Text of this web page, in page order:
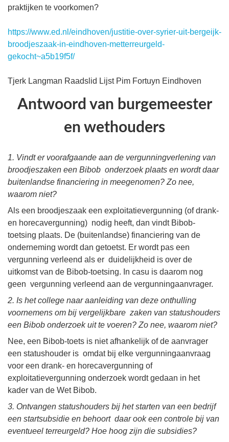
praktijken te voorkomen?
https://www.ed.nl/eindhoven/justitie-over-syrier-uit-bergeijk-
broodjeszaak-in-eindhoven-metterreurgeld-
gekocht~a5b19f5f/
Tjerk Langman Raadslid Lijst Pim Fortuyn Eindhoven
Antwoord van burgemeester
en wethouders
1. Vindt er voorafgaande aan de vergunningverlening van
broodjeszaken een Bibob onderzoek plaats en wordt daar
buitenlandse financiering in meegenomen? Zo nee,
waarom niet?
Als een broodjeszaak een exploitatievergunning (of drank-
en horecavergunning) nodig heeft, dan vindt Bibob-
toetsing plaats. De (buitenlandse) financiering van de
onderneming wordt dan getoetst. Er wordt pas een
vergunning verleend als er duidelijkheid is over de
uitkomst van de Bibob-toetsing. In casu is daarom nog
geen vergunning verleend aan de vergunningaanvrager.
2. Is het college naar aanleiding van deze onthulling
voornemens om bij vergelijkbare zaken van statushouders
een Bibob onderzoek uit te voeren? Zo nee, waarom niet?
Nee, een Bibob-toets is niet afhankelijk of de aanvrager
een statushouder is omdat bij elke vergunningaanvraag
voor een drank- en horecavergunning of
exploitatievergunning onderzoek wordt gedaan in het
kader van de Wet Bibob.
3. Ontvangen statushouders bij het starten van een bedrijf
een startsubsidie en behoort daar ook een controle bij van
eventueel terreurgeld? Hoe hoog zijn die subsidies?